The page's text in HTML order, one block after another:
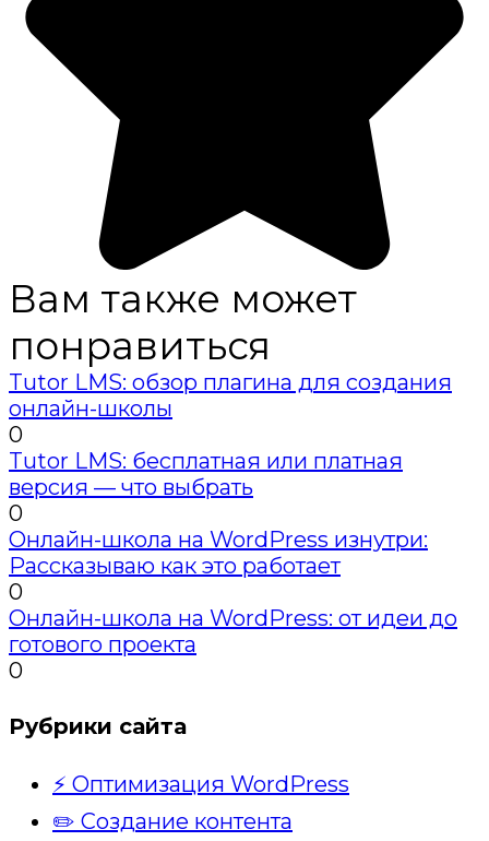
Вам также может
понравиться
Tutor LMS: обзор плагина для создания
онлайн-школы
0
Tutor LMS: бесплатная или платная
версия — что выбрать
0
Онлайн-школа на WordPress изнутри:
Рассказываю как это работает
0
Онлайн-школа на WordPress: от идеи до
готового проекта
0
Рубрики сайта
⚡ Оптимизация WordPress
✏️ Создание контента